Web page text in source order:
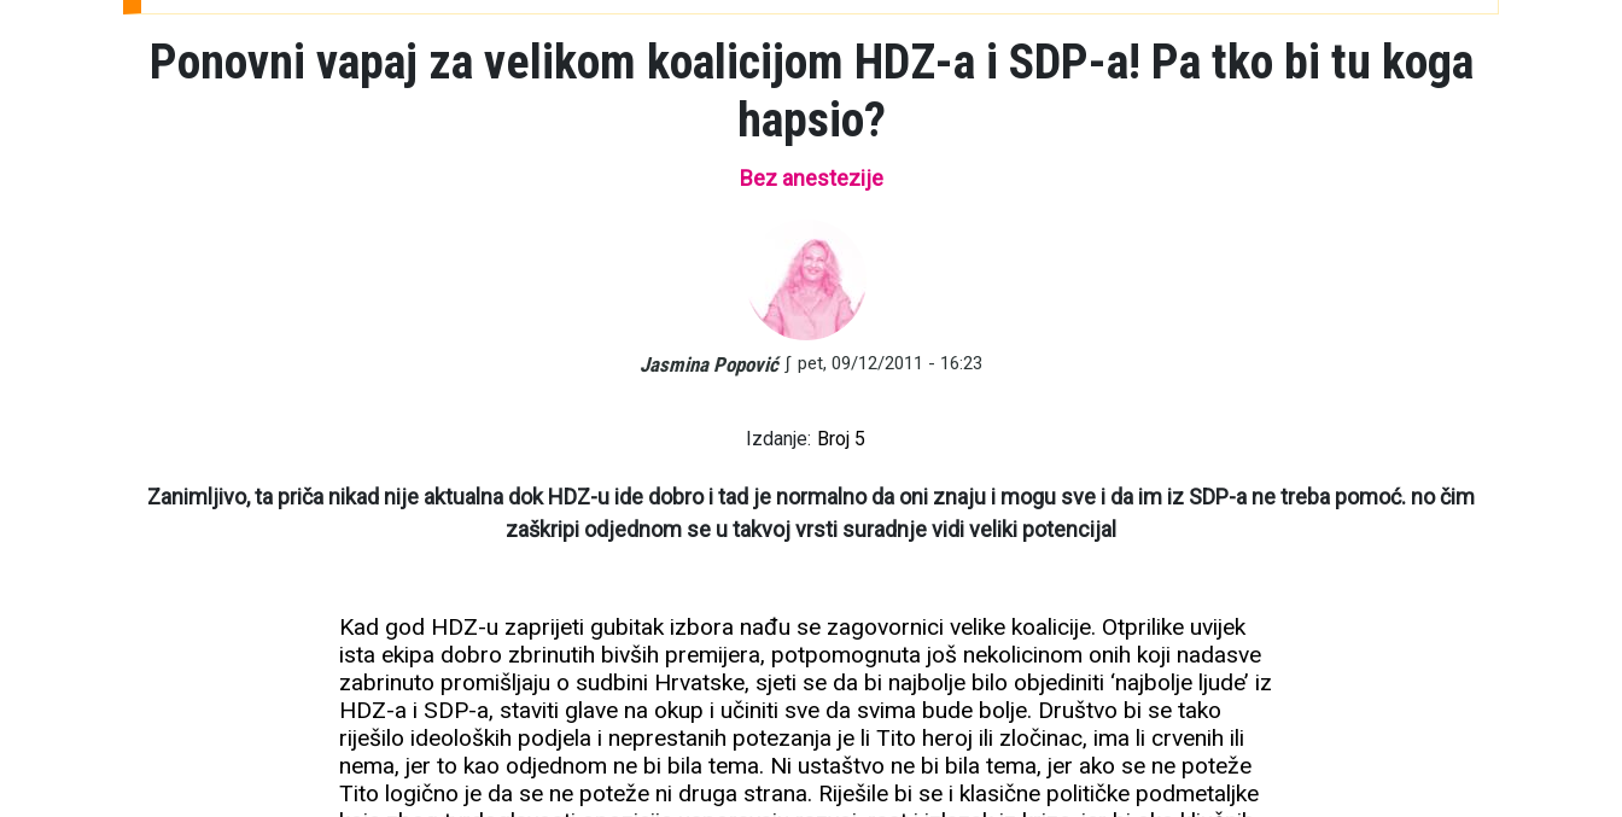
Ponovni vapaj za velikom koalicijom HDZ-a i SDP-a! Pa tko bi tu koga
hapsio?
Bez anestezije
Jasmina Popović ∫ pet, 09/12/2011 - 16:23
Izdanje: Broj 5
Zanimljivo, ta priča nikad nije aktualna dok HDZ-u ide dobro i tad je normalno da oni znaju i mogu sve i da im iz SDP-a ne treba pomoć. no čim
zaškripi odjednom se u takvoj vrsti suradnje vidi veliki potencijal
Kad god HDZ-u zaprijeti gubitak izbora nađu se zagovornici velike koalicije. Otprilike uvijek
ista ekipa dobro zbrinutih bivših premijera, potpomognuta još nekolicinom onih koji nadasve
zabrinuto promišljaju o sudbini Hrvatske, sjeti se da bi najbolje bilo objediniti ‘najbolje ljude’ iz
HDZ-a i SDP-a, staviti glave na okup i učiniti sve da svima bude bolje. Društvo bi se tako
riješilo ideoloških podjela i neprestanih potezanja je li Tito heroj ili zločinac, ima li crvenih ili
nema, jer to kao odjednom ne bi bila tema. Ni ustaštvo ne bi bila tema, jer ako se ne poteže
Tito logično je da se ne poteže ni druga strana. Riješile bi se i klasične političke podmetaljke